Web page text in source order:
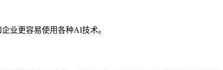
业更容易使用各种AI技术。